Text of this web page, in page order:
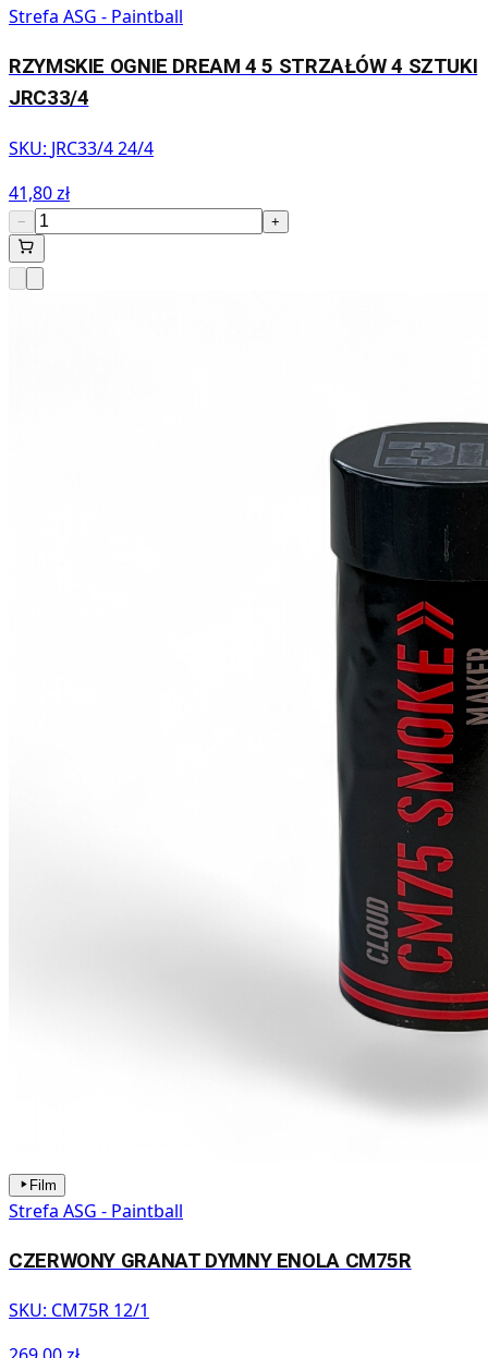
Strefa ASG - Paintball
RZYMSKIE OGNIE DREAM 4 5 STRZAŁÓW 4 SZTUKI
JRC33/4
SKU: JRC33/4 24/4
41,80 zł
− +
Film
Strefa ASG - Paintball
CZERWONY GRANAT DYMNY ENOLA CM75R
SKU: CM75R 12/1